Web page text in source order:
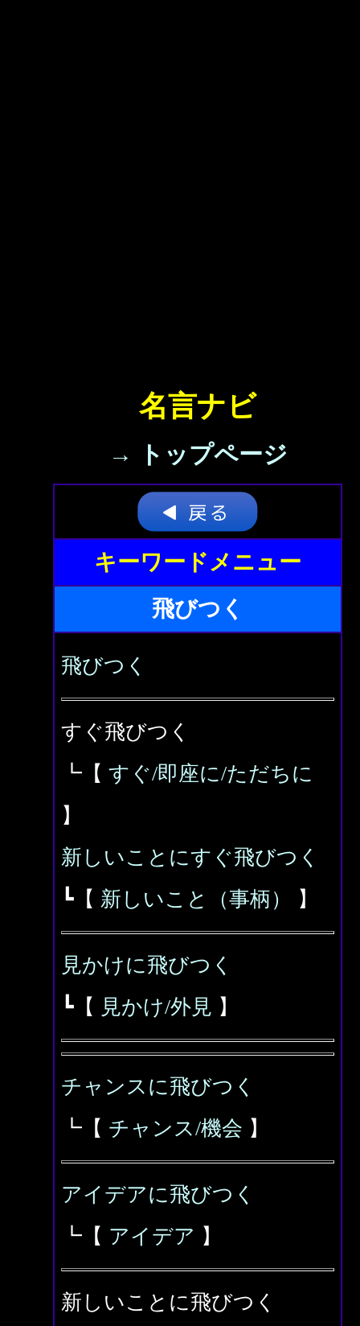
名言ナビ
→ トップページ
キーワードメニュー
飛びつく
飛びつく
すぐ飛びつく
┗【 すぐ/即座に/ただちに
】
新しいことにすぐ飛びつく
┗【 新しいこと（事柄） 】
見かけに飛びつく
┗【 見かけ/外見 】
チャンスに飛びつく
┗【 チャンス/機会 】
アイデアに飛びつく
┗【 アイデア 】
新しいことに飛びつく